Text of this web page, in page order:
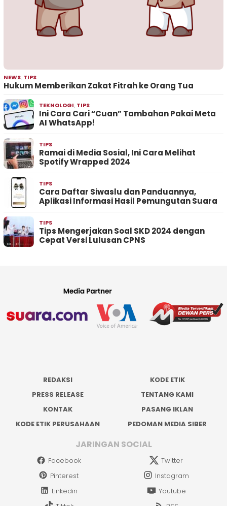
NEWS, TIPS
Hukum Memberikan Zakat Fitrah ke Orang Tua
TEKNOLOGI, TIPS
Ini Cara Cari “Cuan” Tambahan Pakai Meta
AI WhatsApp!
TIPS
Ramai di Media Sosial, Ini Cara Melihat
Spotify Wrapped 2024
TIPS
Cara Daftar Siwaslu dan Panduannya,
Aplikasi Informasi Hasil Pemungutan Suara
TIPS
Tips Mengerjakan Soal SKD 2024 dengan
Cepat Versi Lulusan CPNS
REDAKSI
KODE ETIK
PRESS RELEASE
TENTANG KAMI
KONTAK
PASANG IKLAN
KODE ETIK PERUSAHAAN
PEDOMAN MEDIA SIBER
JARINGAN SOCIAL
Facebook
Twitter
Pinterest
Instagram
Linkedin
Youtube